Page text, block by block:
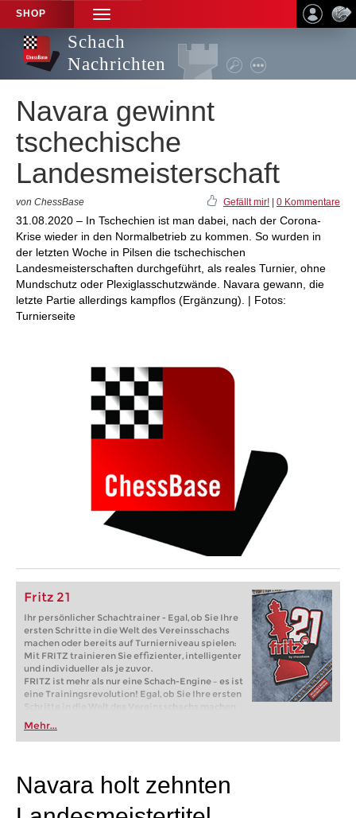
SHOP
TOGGLE
NAVIGATION
Schach
Nachrichten
Navara gewinnt
tschechische
Landesmeisterschaft
von ChessBase Gefällt mir! 0 Kommentare
31.08.2020 – In Tschechien ist man dabei, nach der Corona-
Krise wieder in den Normalbetrieb zu kommen. So wurden in
der letzten Woche in Pilsen die tschechischen
Landesmeisterschaften durchgeführt, als reales Turnier, ohne
Mundschutz oder Plexiglasschutzwände. Navara gewann, die
letzte Partie allerdings kampflos (Ergänzung). | Fotos:
Turnierseite
Fritz 21
Ihr persönlicher Schachtrainer - Egal, ob Sie Ihre
ersten Schritte in die Welt des Vereinsschachs
machen oder bereits auf Turnierniveau spielen:
Mit FRITZ trainieren Sie effizienter, intelligenter
und individueller als je zuvor.
FRITZ ist mehr als nur eine Schach-Engine – es ist
eine Trainingsrevolution! Egal, ob Sie Ihre ersten
Schritte in die Welt des Vereinsschachs machen
oder bereits auf Turnierniveau spielen: Mit
FRITZ trainieren Sie effizienter, intelligenter und
individueller als je zuvor.
Mehr...
Navara holt zehnten